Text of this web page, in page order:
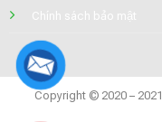
Chính sách bảo mật
Copyright © 2020 – 2021